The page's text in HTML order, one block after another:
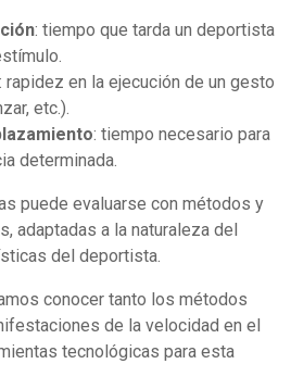
: tiempo que tarda un deportista
: rapidez en la ejecución de un gesto
etc.).
: tiempo necesario para
determinada.
puede evaluarse con métodos y
adaptadas a la naturaleza del
del deportista.
conocer tanto los métodos
de la velocidad en el
tecnológicas para esta